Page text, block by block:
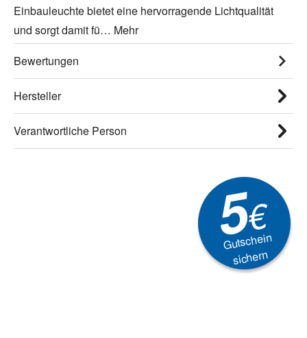
Einbauleuchte bietet eine hervorragende Lichtqualität
und sorgt damit fü… Mehr
Bewertungen
Hersteller
Verantwortliche Person
5€
Gutschein
sichern